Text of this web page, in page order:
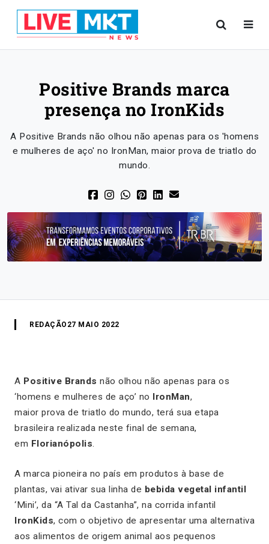
Positive Brands marca
presença no IronKids
A Positive Brands não olhou não apenas para os 'homens
e mulheres de aço' no IronMan, maior prova de triatlo do
mundo.
REDAÇÃO 27 MAIO 2022
A Positive Brands não olhou não apenas para os
‘homens e mulheres de aço’ no IronMan,
maior prova de triatlo do mundo, terá sua etapa
brasileira realizada neste final de semana,
em Florianópolis.
A marca pioneira no país em produtos à base de
plantas, vai ativar sua linha de bebida vegetal infantil
‘Mini’, da “A Tal da Castanha”, na corrida infantil
IronKids, com o objetivo de apresentar uma alternativa
aos alimentos de origem animal aos pequenos